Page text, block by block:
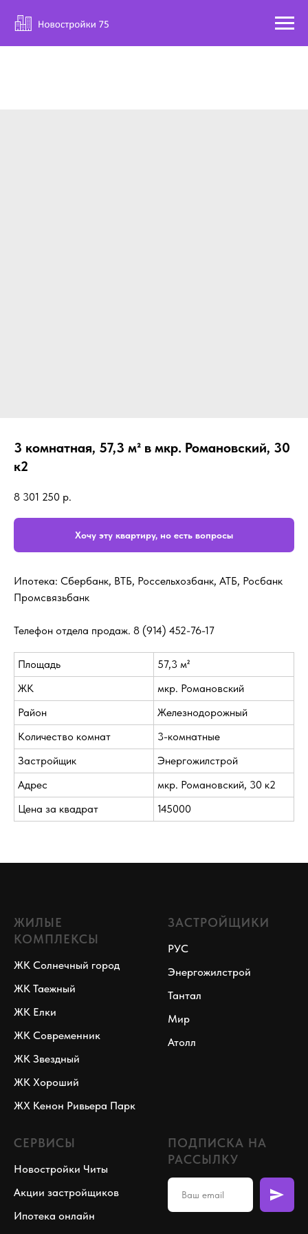
3 комнатная, 57,3 м² в мкр. Романовский, 30
к2
8 301 250 р.
Хочу эту квартиру, но есть вопросы
Ипотека: Сбербанк, ВТБ, Россельхозбанк, АТБ, Росбанк
Промсвязьбанк
Телефон отдела продаж. 8 (914) 452-76-17
Площадь
57,3 м²
ЖК
мкр. Романовский
Район
Железнодорожный
Количество комнат
3-комнатные
Застройщик
Энергожилстрой
Адрес
мкр. Романовский, 30 к2
Цена за квадрат
145000
ЖИЛЫЕ
КОМПЛЕКСЫ
ЖК Солнечный город
ЖК Таежный
ЖК Елки
ЖК Современник
ЖК Звездный
ЖК Хороший
ЖХ Кенон Ривьера Парк
ЗАСТРОЙЩИКИ
РУС
Энергожилстрой
Тантал
Мир
Атолл
СЕРВИСЫ
Новостройки Читы
Акции застройщиков
Ипотека онлайн
ПОДПИСКА НА
РАССЫЛКУ